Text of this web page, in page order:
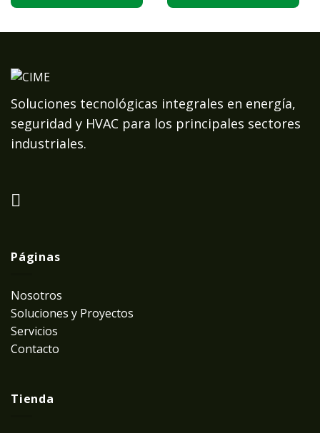
Soluciones tecnológicas integrales en energía,
seguridad y HVAC para los principales sectores
industriales.
Páginas
Nosotros
Soluciones y Proyectos
Servicios
Contacto
Tienda